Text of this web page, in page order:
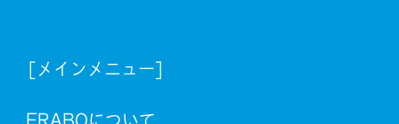
[メインメニュー]
ERABOについて